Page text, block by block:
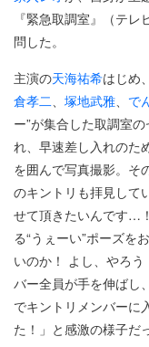
『緊急取調室』（テ
問した。
主演の天海祐希はじめ、
倉孝二
塚地武雅 で
ー”が集合した取調室
れ、早速差し入れのた
を囲んで写真撮影。そ
のキントリも拝見して
せて頂きたいんです…
る“うぇーい”ポーズを
いのか！ よし、やろ
バー全員が手を伸ばし
でキントリメンバーに
た！」と感激の様子だ